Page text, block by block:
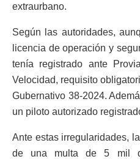
extraurbano.
Según las autoridades,
licencia de operación y
tenía registrado ante
Velocidad, requisito
Gubernativo 38-2024.
un piloto autorizado
Ante estas irregularidades,
de una multa de 5 mil